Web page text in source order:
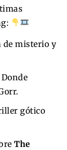
de misterio y
Donde
gótico
The